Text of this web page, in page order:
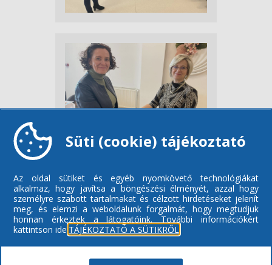
Süti (cookie) tájékoztató
Az oldal sütiket és egyéb nyomkövető technológiákat
alkalmaz, hogy javítsa a böngészési élményét, azzal hogy
személyre szabott tartalmakat és célzott hirdetéseket jelenít
meg, és elemzi a weboldalunk forgalmát, hogy megtudjuk
honnan érkeztek a látogatóink.
További információkért
kattintson ide:TÁJÉKOZTATÓ A SÜTIKRŐL